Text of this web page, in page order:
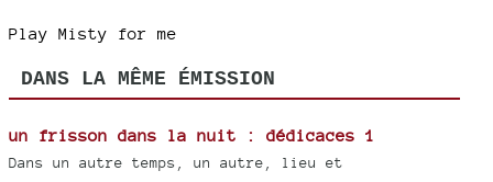
Play Misty for me
DANS LA MÊME ÉMISSION
un frisson dans la nuit : dédicaces 1
Dans un autre temps, un autre, lieu et